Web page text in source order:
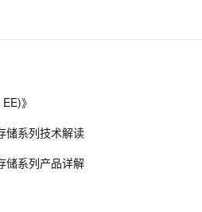
通过等保四级能力评估
》
储系列技术解读
储系列产品详解